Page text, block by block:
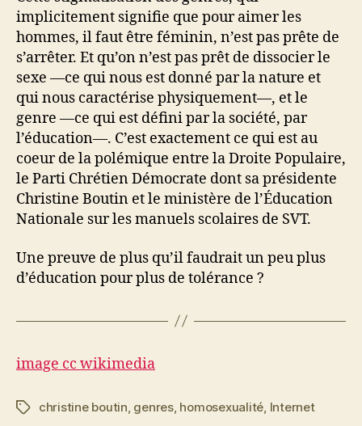
implicitement signifie que pour aimer les
hommes, il faut être féminin, n’est pas prête de
s’arrêter. Et qu’on n’est pas prêt de dissocier le
sexe —ce qui nous est donné par la nature et
qui nous caractérise physiquement—, et le
genre —ce qui est défini par la société, par
l’éducation—. C’est exactement ce qui est au
coeur de la polémique entre la Droite Populaire,
le Parti Chrétien Démocrate dont sa présidente
Christine Boutin et le ministère de l’Éducation
Nationale sur les manuels scolaires de SVT.
Une preuve de plus qu’il faudrait un peu plus
d’éducation pour plus de tolérance ?
image cc wikimedia
Étiquettes
christine boutin genres, homosexualité Internet